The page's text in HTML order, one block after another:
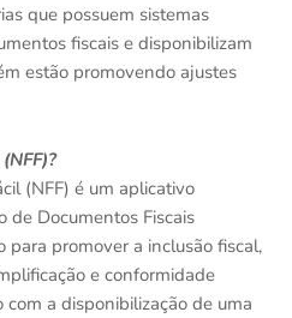
que possuem sistemas
fiscais e disponibilizam
estão promovendo ajustes
(NFF) é um aplicativo
de Documentos Fiscais
para promover a inclusão fiscal,
e conformidade
com a disponibilização de uma